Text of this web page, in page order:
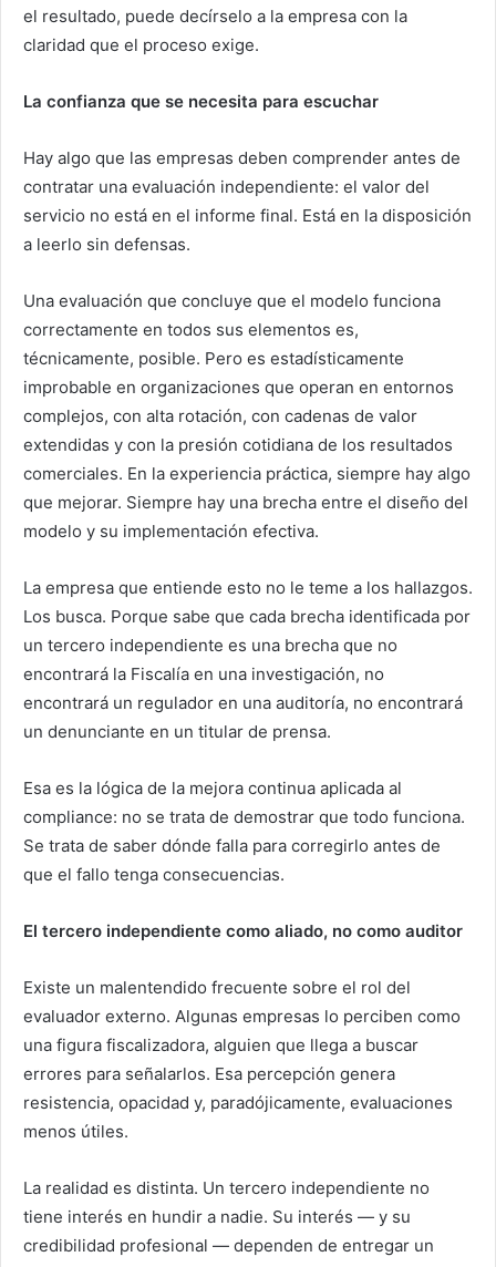
el resultado, puede decírselo a la empresa con la
claridad que el proceso exige.
La confianza que se necesita para escuchar
Hay algo que las empresas deben comprender antes de
contratar una evaluación independiente: el valor del
servicio no está en el informe final. Está en la disposición
a leerlo sin defensas.
Una evaluación que concluye que el modelo funciona
correctamente en todos sus elementos es,
técnicamente, posible. Pero es estadísticamente
improbable en organizaciones que operan en entornos
complejos, con alta rotación, con cadenas de valor
extendidas y con la presión cotidiana de los resultados
comerciales. En la experiencia práctica, siempre hay algo
que mejorar. Siempre hay una brecha entre el diseño del
modelo y su implementación efectiva.
La empresa que entiende esto no le teme a los hallazgos.
Los busca. Porque sabe que cada brecha identificada por
un tercero independiente es una brecha que no
encontrará la Fiscalía en una investigación, no
encontrará un regulador en una auditoría, no encontrará
un denunciante en un titular de prensa.
Esa es la lógica de la mejora continua aplicada al
compliance: no se trata de demostrar que todo funciona.
Se trata de saber dónde falla para corregirlo antes de
que el fallo tenga consecuencias.
El tercero independiente como aliado, no como auditor
Existe un malentendido frecuente sobre el rol del
evaluador externo. Algunas empresas lo perciben como
una figura fiscalizadora, alguien que llega a buscar
errores para señalarlos. Esa percepción genera
resistencia, opacidad y, paradójicamente, evaluaciones
menos útiles.
La realidad es distinta. Un tercero independiente no
tiene interés en hundir a nadie. Su interés — y su
credibilidad profesional — dependen de entregar un